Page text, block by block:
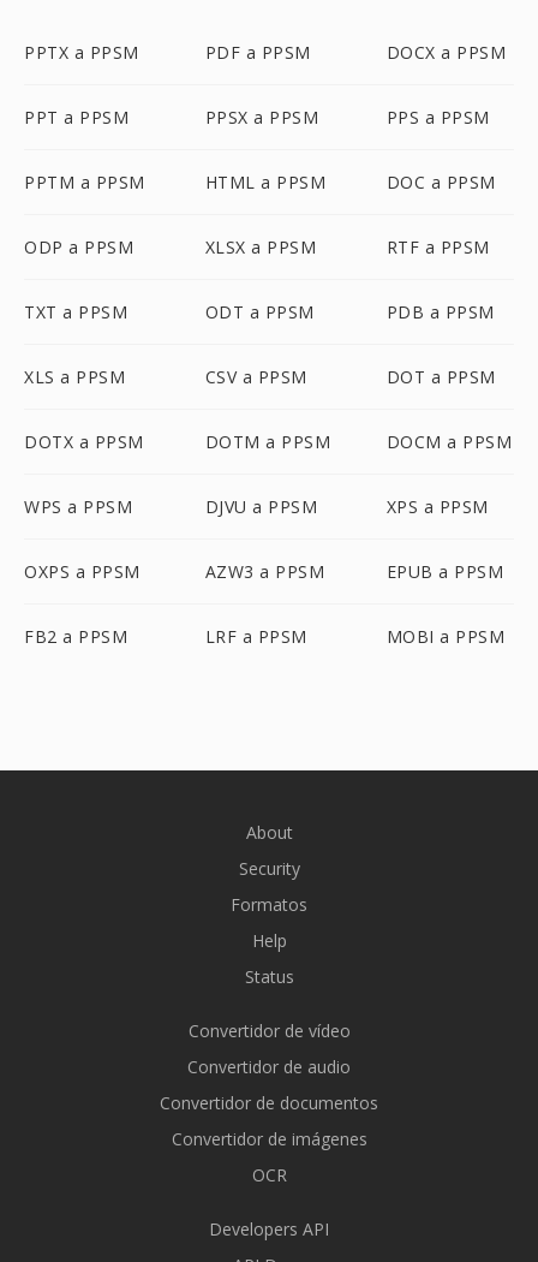
PPTX a PPSM PDF a PPSM DOCX a PPSM
PPT a PPSM PPSX a PPSM PPS a PPSM
PPTM a PPSM HTML a PPSM DOC a PPSM
ODP a PPSM XLSX a PPSM RTF a PPSM
TXT a PPSM ODT a PPSM PDB a PPSM
XLS a PPSM CSV a PPSM DOT a PPSM
DOTX a PPSM DOTM a PPSM DOCM a PPSM
WPS a PPSM DJVU a PPSM XPS a PPSM
OXPS a PPSM AZW3 a PPSM EPUB a PPSM
FB2 a PPSM LRF a PPSM MOBI a PPSM
About
Security
Formatos
Help
Status
Convertidor de vídeo
Convertidor de audio
Convertidor de documentos
Convertidor de imágenes
OCR
Developers API